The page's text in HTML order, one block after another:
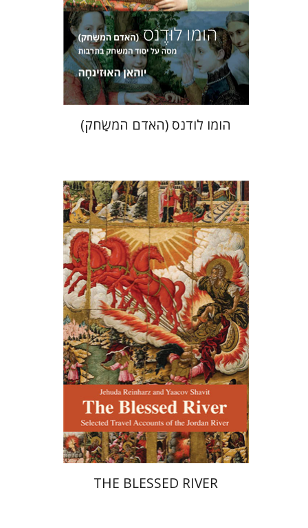
הנחת אתר ספר מודפס
$40
$36
הומו לודנס (האדם המשַׂחק)
יהודה ריינהרץ יעקב שביט
הנחת אתר ספר מודפס
$30
$27
THE BLESSED RIVER